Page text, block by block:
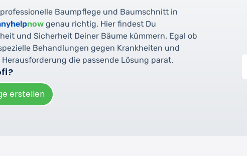
Baumpflege und Baumschnitt in
now genau richtig. Hier findest Du
und Sicherheit Deiner Bäume kümmern. Egal ob
Behandlungen gegen Krankheiten und
die passende Lösung parat.
erstellen